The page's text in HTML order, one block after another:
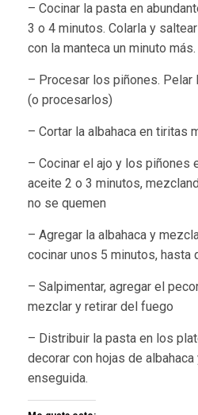
– Cocinar la pasta en
3 o 4 minutos. Colarla y
con la manteca un minuto
– Procesar los piñones. Pelar
(o procesarlos)
– Cortar la albahaca en tiritas
– Cocinar el ajo y los piñones
aceite 2 o 3 minutos,
no se quemen
– Agregar la albahaca y
cocinar unos 5 minutos, hasta
– Salpimentar, agregar el
mezclar y retirar del fuego
– Distribuir la pasta en los
decorar con hojas de
enseguida.